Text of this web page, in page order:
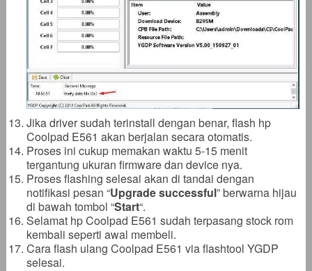
Jika driver sudah terinstall dengan benar, flash hp
Coolpad E561 akan berjalan secara otomatis.
Proses ini cukup memakan waktu 5-15 menit
tergantung ukuran firmware dan device nya.
Proses flashing selesai akan di tandai dengan
notifikasi pesan “Upgrade successful” berwarna hijau
di bawah tombol “Start“.
Selamat hp Coolpad E561 sudah terpasang stock rom
kembali seperti awal membeli.
Cara flash ulang Coolpad E561 via flashtool YGDP
selesai.